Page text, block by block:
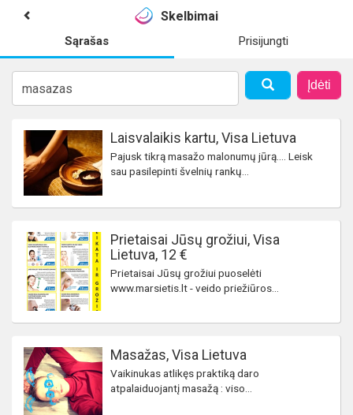
Skelbimai
Sąrašas Prisijungti
Įdėti
Laisvalaikis kartu, Visa Lietuva
Pajusk tikrą masažo malonumų jūrą.... Leisk
sau pasilepinti švelnių rankų...
Prietaisai Jūsų grožiui, Visa
Lietuva, 12 €
Prietaisai Jūsų grožiui puoselėti
www.marsietis.lt - veido priežiūros...
Masažas, Visa Lietuva
Vaikinukas atlikęs praktiką daro
atpalaiduojantį masažą : viso...